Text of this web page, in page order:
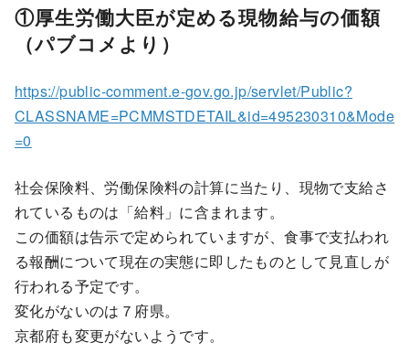
①厚生労働大臣が定める現物給与の価額
（パブコメより）
https://public-comment.e-gov.go.jp/servlet/Public?
CLASSNAME=PCMMSTDETAIL&id=495230310&Mode
=0
社会保険料、労働保険料の計算に当たり、現物で支給さ
れているものは「給料」に含まれます。
この価額は告示で定められていますが、食事で支払われ
る報酬について現在の実態に即したものとして見直しが
行われる予定です。
変化がないのは７府県。
京都府も変更がないようです。